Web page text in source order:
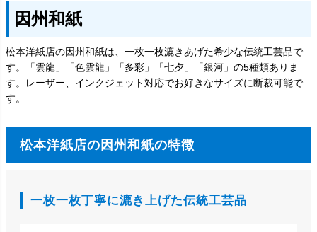
因州和紙
松本洋紙店の因州和紙は、一枚一枚漉きあげた希少な伝統工芸品で
す。「雲龍」「色雲龍」「多彩」「七夕」「銀河」の5種類ありま
す。レーザー、インクジェット対応でお好きなサイズに断裁可能で
す。
松本洋紙店の因州和紙の特徴
一枚一枚丁寧に漉き上げた伝統工芸品